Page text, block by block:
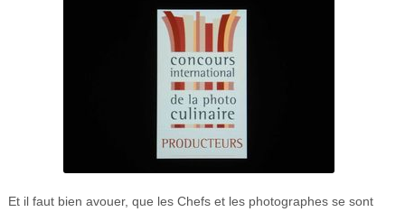
Et il faut bien avouer, que les Chefs et les photographes se sont